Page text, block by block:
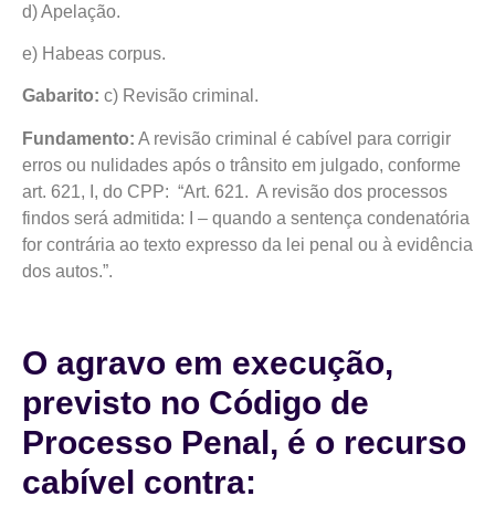
d) Apelação.
e) Habeas corpus.
Gabarito: c) Revisão criminal.
Fundamento: A revisão criminal é cabível para corrigir
erros ou nulidades após o trânsito em julgado, conforme
art. 621, I, do CPP: “Art. 621. A revisão dos processos
findos será admitida: I – quando a sentença condenatória
for contrária ao texto expresso da lei penal ou à evidência
dos autos.”.
O agravo em execução,
previsto no Código de
Processo Penal, é o recurso
cabível contra: